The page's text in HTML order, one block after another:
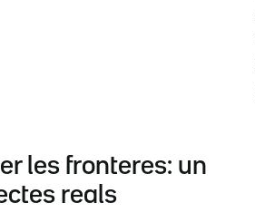
les fronteres: un
reals